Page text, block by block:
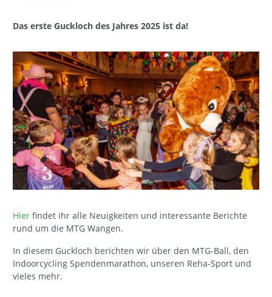
Das erste Guckloch des Jahres 2025 ist da!
Hier findet ihr alle Neuigkeiten und interessante Berichte
rund um die MTG Wangen.
In diesem Guckloch berichten wir über den MTG-Ball, den
Indoorcycling Spendenmarathon, unseren Reha-Sport und
vieles mehr.